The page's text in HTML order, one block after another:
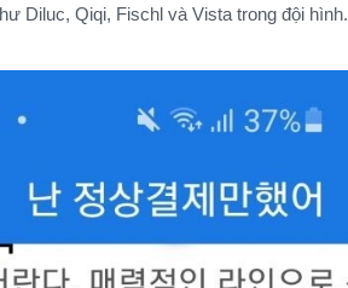
Diluc, Qiqi, Fischl và Vista trong đội hình.